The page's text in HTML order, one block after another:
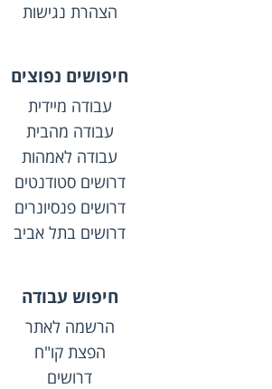
הצהרת נגישות
חיפושים נפוצים
עבודה מיידית
עבודה מהבית
עבודה לאמהות
דרושים סטודנטים
דרושים פנסיונרים
דרושים בתל אביב
חיפוש עבודה
הרשמה לאתר
הפצת קו"ח
דרושים